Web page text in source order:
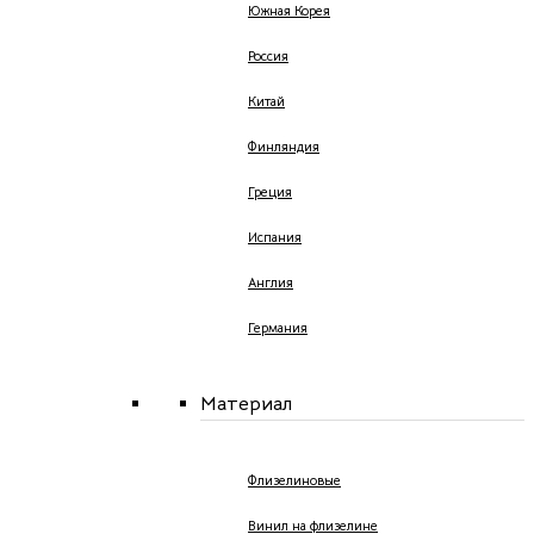
Южная Корея
Россия
Китай
Финляндия
Греция
Испания
Англия
Германия
Материал
Флизелиновые
Винил на флизелине